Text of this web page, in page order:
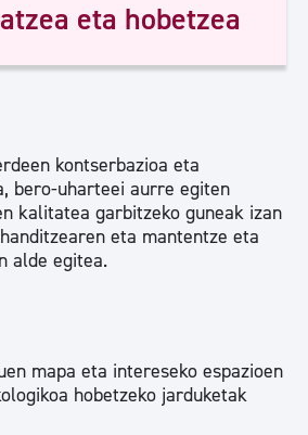
eta hobetzea
kontserbazioa eta
bero-uharteei aurre egiten
kalitatea garbitzeko guneak izan
eta mantentze eta
alde egitea.
mapa eta intereseko espazioen
hobetzeko jarduketak